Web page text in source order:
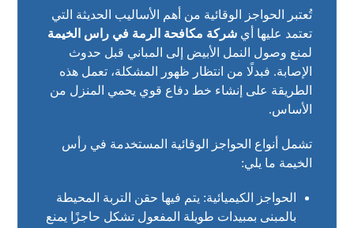
تُعتبر الحواجز الوقائية من أهم الأساليب الحديثة التي
تعتمد عليها أيشركة مكافحة الرمة في راس الخيمة
لمنع وصول النمل الأبيض إلى المباني قبل حدوث
الإصابة. فبدلًا من انتظار ظهور المشكلة، تعمل هذه
الطريقة على إنشاء خط دفاع قوي يحمي المنزل من
الأساس.
تشمل أنواع الحواجز الوقائية المستخدمة في رأس
الخيمة ما يلي:
الحواجز الكيميائية: يتم فيها حقن التربة المحيطة
بالمبنى بمبيدات طويلة المفعول تشكل حاجزًا يمنع